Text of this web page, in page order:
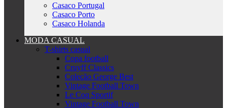
Casaco Portugal
Casaco Porto
Casaco Holanda
MODA CASUAL
T-shirts casual
Copa football
Cruyff Classics
Coleção George Best
Vintage Football Town
Le Coq Sportif
Vintage Football Town